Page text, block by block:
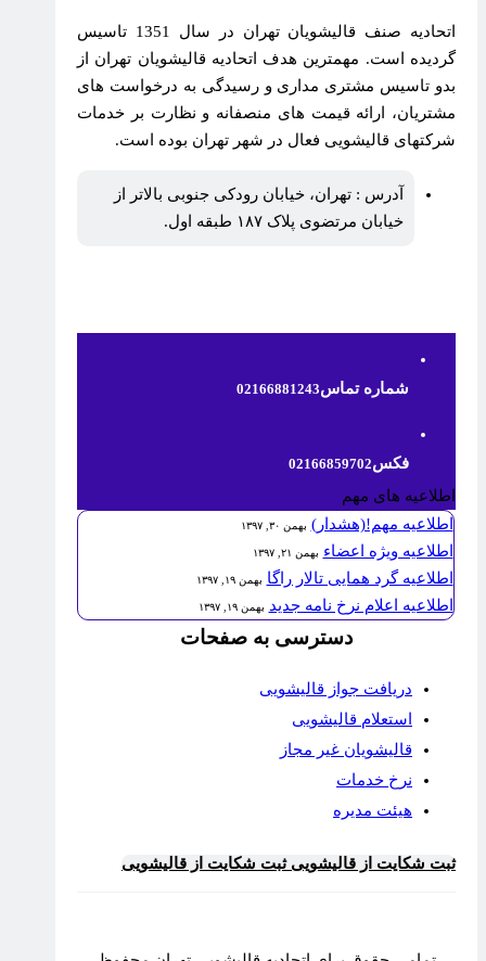
اتحادیه صنف قالیشویان تهران در سال 1351 تاسیس
گردیده است. مهمترین هدف اتحادیه قالیشویان تهران از
بدو تاسیس مشتری مداری و رسیدگی به درخواست های
مشتریان، ارائه قیمت های منصفانه و نظارت بر خدمات
شرکتهای قالیشویی فعال در شهر تهران بوده است.
آدرس : تهران، خیابان رودکی جنوبی بالاتر از
خیابان مرتضوی پلاک ۱۸۷ طبقه اول.
شماره تماس02166881243
فکس02166859702
اطلاعیه های مهم
اطلاعیه مهم!(هشدار) بهمن ۳۰, ۱۳۹۷
اطلاعیه ویژه اعضاء بهمن ۲۱, ۱۳۹۷
اطلاعیه گرد همایی تالار راگا بهمن ۱۹, ۱۳۹۷
اطلاعیه اعلام نرخ نامه جدید بهمن ۱۹, ۱۳۹۷
دسترسی به صفحات
دریافت جواز قالیشویی
استعلام قالیشویی
قالیشویان غیر مجاز
نرخ خدمات
هیئت مدیره
ثبت شکایت از قالیشوییثبت شکایت از قالیشویی